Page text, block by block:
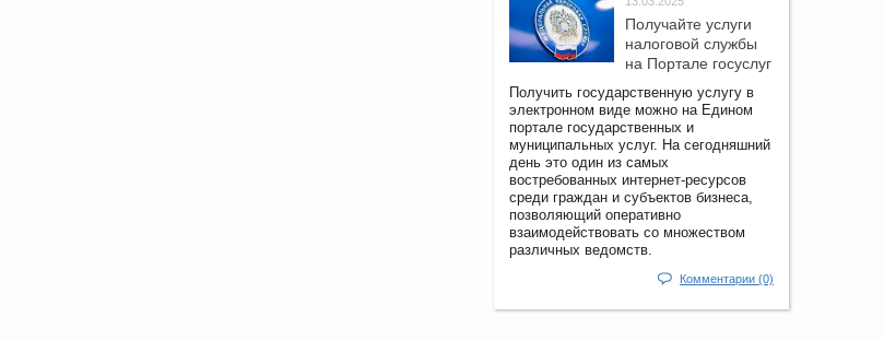
Получайте услуги
налоговой службы
на Портале госyслуг
Получить государственную услугу в
электронном виде можно на Едином
портале государственных и
муниципальных услуг. На сегодняшний
день это один из самых
востребованных интернет-ресурсов
среди граждан и субъектов бизнеса,
позволяющий оперативно
взаимодействовать со множеством
различных ведомств.
Комментарии (0)